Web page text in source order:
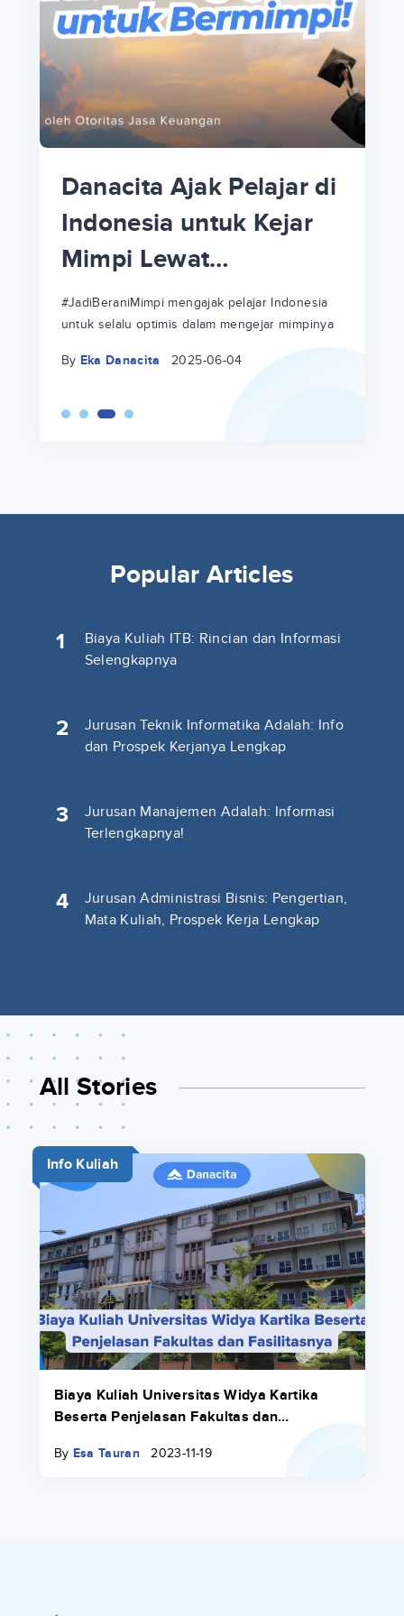
Danacita Ajak Pelajar di
Indonesia untuk Kejar
Mimpi Lewat
#JadiBeraniMimpi
#JadiBeraniMimpi mengajak pelajar Indonesia
untuk selalu optimis dalam mengejar mimpinya
By Eka Danacita 2025-06-04
Popular Articles
1
Biaya Kuliah ITB: Rincian dan Informasi
Selengkapnya
2
Jurusan Teknik Informatika Adalah: Info
dan Prospek Kerjanya Lengkap
3
Jurusan Manajemen Adalah: Informasi
Terlengkapnya!
4
Jurusan Administrasi Bisnis: Pengertian,
Mata Kuliah, Prospek Kerja Lengkap
All Stories
Info Kuliah
Biaya Kuliah Universitas Widya Kartika
Beserta Penjelasan Fakultas dan
By Esa Tauran 2023-11-19